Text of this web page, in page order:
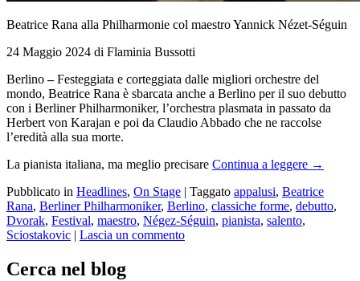
Beatrice Rana alla Philharmonie col maestro Yannick Nézet-Séguin
24 Maggio 2024 di Flaminia Bussotti
Berlino–Festeggiata e corteggiata dalle migliori orchestre del
mondo, Beatrice Rana è sbarcata anche a Berlino per il suo debutto
con i Berliner Philharmoniker, l’orchestra plasmata in passato da
Herbert von Karajan e poi da Claudio Abbado che ne raccolse
l’eredità alla sua morte.
La pianista italiana, ma meglio precisare Continua a leggere →
Pubblicato in Headlines, On Stage | Taggato appalusi, Beatrice
Rana, Berliner Philharmoniker, Berlino, classiche forme, debutto,
Dvorak, Festival, maestro, Négez-Séguin, pianista, salento,
Sciostakovic | Lascia un commento
Cerca nel blog